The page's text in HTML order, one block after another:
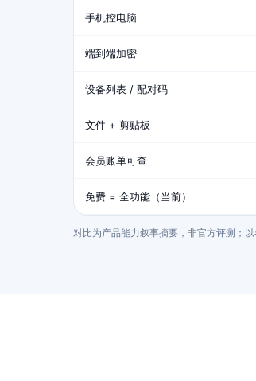
手机控电脑
端到端加密
设备列表 / 配对码
文件 + 剪贴板
会员账单可查
免费 = 全功能（当前）
对比为产品能力叙事摘要，非官方评测；以